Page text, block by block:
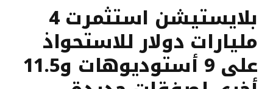
بلايستيشن استثمرت 4
مليارات دولار للاستحواذ
على 9 أستوديوهات و11.5